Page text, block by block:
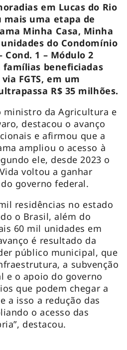
em Lucas do Rio
mais uma etapa de
Minha Casa, Minha
do Condomínio
Cond. 1 – Módulo 2
beneficiadas
FGTS, em um
R$ 35 milhões.
ministro da Agricultura e
destacou o avanço
e afirmou que a
ampliou o acesso à
ele, desde 2023 o
voltou a ganhar
governo federal.
residências no estado
o Brasil, além do
60 mil unidades em
é resultado da
público municipal, que
a subvenção
e o apoio do governo
que podem chegar a
a isso a redução das
o acesso das
destacou.